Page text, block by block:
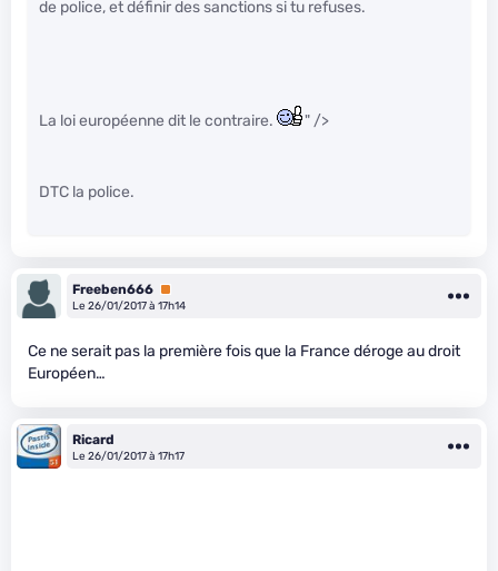
de police, et définir des sanctions si tu refuses.
La loi européenne dit le contraire. " />
DTC la police.
Freeben666 Premium
Le 26/01/2017 à 17h14
Ce ne serait pas la première fois que la France déroge au droit
Européen…
Ricard
Le 26/01/2017 à 17h17